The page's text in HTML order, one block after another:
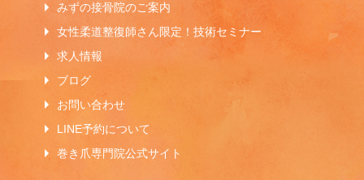
みずの接骨院のご案内
女性柔道整復師さん限定！技術セミナー
求人情報
ブログ
お問い合わせ
LINE予約について
巻き爪専門院公式サイト